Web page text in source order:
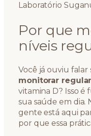
Laboratório
Por que
níveis
Você já ouviu
monitorar
vitamina D? Isso
sua saúde em dia.
gente está aqui
por que essa